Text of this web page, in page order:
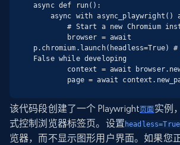
async def run():
        # Start a new Chromium instance
p.chromium.launch(headless=True)
False while developing
page = await
该代码段创建了一个 Playwright页面 实例
式控制浏览器标签页。设置
览器，而不显示图形用户界面。如果您